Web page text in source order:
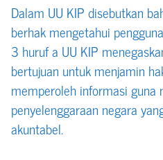
Dalam UU KIP disebutkan
berhak mengetahui
3 huruf a UU KIP
bertujuan untuk menjamin
memperoleh informasi guna
penyelenggaraan negara
akuntabel.